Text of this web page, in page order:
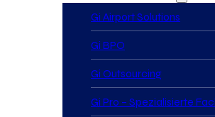
Gi Airport Solutions
Gi BPO
Gi Outsourcing
Gi Pro – Spezialisierte